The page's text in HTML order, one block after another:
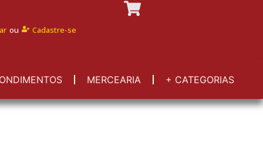
ou Cadastre-se
MERCEARIA + CATEGORIAS